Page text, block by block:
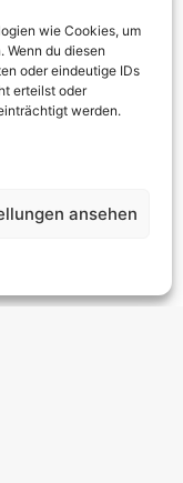
wie Cookies, um
du diesen
oder eindeutige IDs
erteilst oder
werden.
ansehen